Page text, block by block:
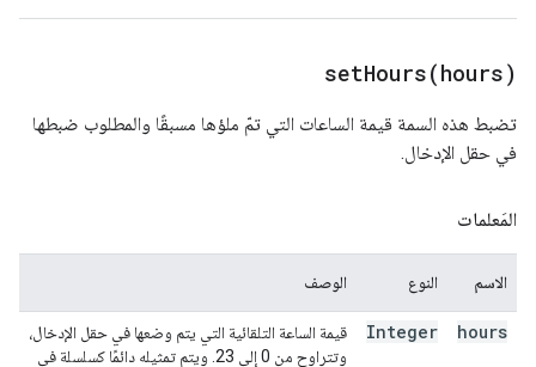
setHours(hours)
تضبط هذه السمة قيمة الساعات التي تمّ ملؤها مسبقًا والمطلوب ضبطها
في حقل الإدخال.
المَعلمات
الاسم النوع الوصف
hours
Integer
قيمة الساعة التلقائية التي يتم وضعها في حقل الإدخال،
وتتراوح من 0 إلى 23. ويتم تمثيله دائمًا كسلسلة في